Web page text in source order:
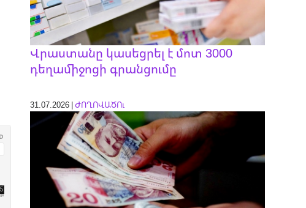
Վրաստանը կասեցրել է մոտ 3000
դեղամիջոցի գրանցումը
31.07.2026 |ԺՈՂՈՎԱԾՈւ